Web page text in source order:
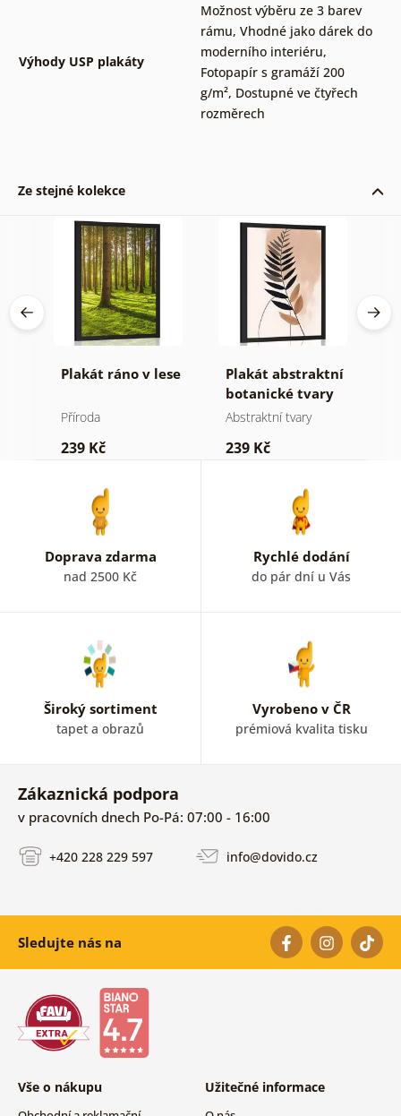
Výhody USP plakáty
Možnost výběru ze 3 barev
rámu, Vhodné jako dárek do
moderního interiéru,
Fotopapír s gramáží 200
g/m², Dostupné ve čtyřech
rozměrech
Ze stejné kolekce
Plakát ráno v lese
Příroda
239 Kč
Plakát abstraktní
botanické tvary
kapradina
Abstraktní tvary
239 Kč
Doprava zdarma
nad 2500 Kč
Rychlé dodání
do pár dní u Vás
Široký sortiment
tapet a obrazů
Vyrobeno v ČR
prémiová kvalita tisku
Zákaznická podpora
v pracovních dnech Po-Pá: 07:00 - 16:00
+420 228 229 597 info@dovido.cz
Sledujte nás na
Vše o nákupu Užitečné informace